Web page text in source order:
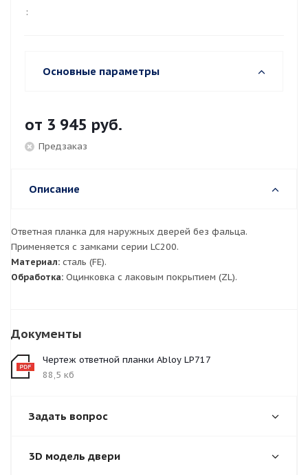
:
Основные параметры
от 3 945 руб.
Предзаказ
Описание
Ответная планка для наружных дверей без фальца.
Применяется с замками серии LC200.
Материал: сталь (FE).
Обработка: Оцинковка с лаковым покрытием (ZL).
Документы
Чертеж ответной планки Abloy LP717
88,5 кб
Задать вопрос
3D модель двери